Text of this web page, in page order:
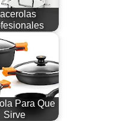
Para Que
Sirve